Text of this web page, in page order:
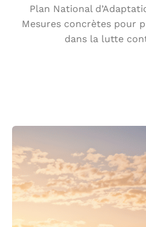
Plan National
Mesures concrètes pour
dans la lutte